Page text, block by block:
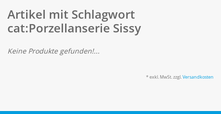
NEU
Gedeckter Tisch
Fingerfood
Artikel mit Schlagwort
cat:Porzellanserie Sissy
Keine Produkte gefunden!...
* exkl. MwSt. zzgl.Versandkosten